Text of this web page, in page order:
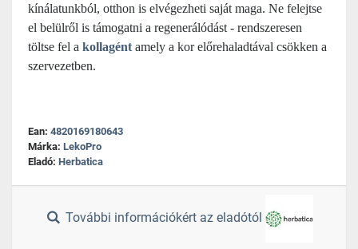
kínálatunkból, otthon is elvégezheti saját maga. Ne felejtse
el belülről is támogatni a regenerálódást - rendszeresen
töltse fel a kollagént amely a kor előrehaladtával csökken a
szervezetben.
Ean: 4820169180643
Márka: LekoPro
Eladó: Herbatica
További információkért az eladótól